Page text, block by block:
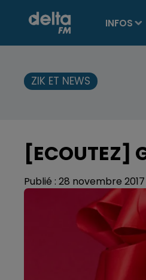
INFOS
ZIK ET NEWS
[ECOUTEZ]
Publié : 28 novembre